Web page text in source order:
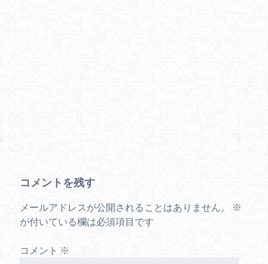
コメントを残す
メールアドレスが公開されることはありません。
※
が付いている欄は必須項目です
コメント ※